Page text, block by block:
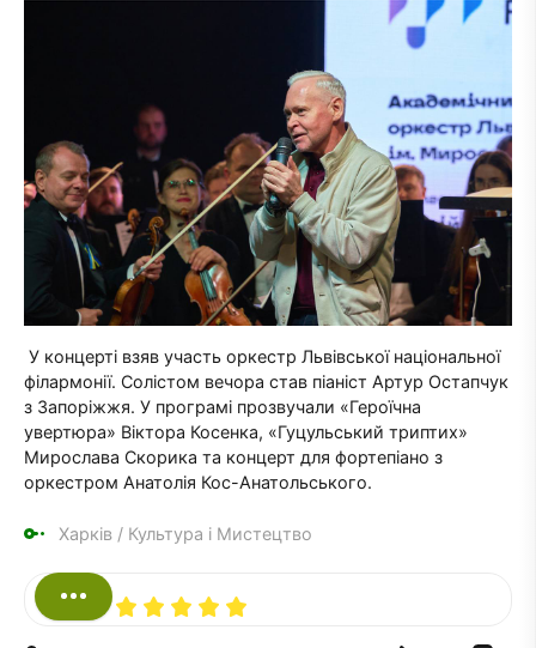
У концерті взяв участь оркестр Львівської національної
філармонії. Солістом вечора став піаніст Артур Остапчук
з Запоріжжя. У програмі прозвучали «Героїчна
увертюра» Віктора Косенка, «Гуцульський триптих»
Мирослава Скорика та концерт для фортепіано з
оркестром Анатолія Кос-Анатольського.
Харків / Культура і Мистецтво